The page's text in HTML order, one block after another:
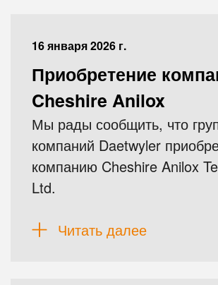
16 января 2026 г.
Приобретение
Cheshire Anilox
Мы рады сообщить, что
компаний Daetwyler
компанию Cheshire Anilox
Ltd.
Читать далее